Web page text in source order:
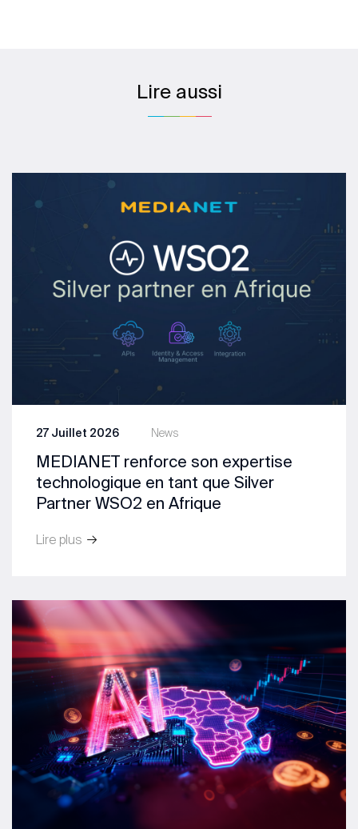
Lire aussi
News
27 Juillet 2026
MEDIANET renforce son expertise
technologique en tant que Silver
Partner WSO2 en Afrique
Lire plus